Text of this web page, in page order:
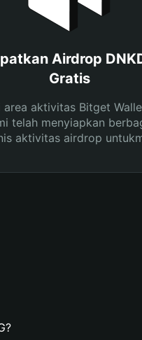
Airdrop
Gratis
area aktivitas Bitget
telah menyiapkan
aktivitas airdrop